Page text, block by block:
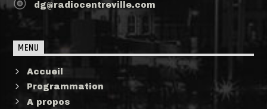
dg@radiocentreville.com
MENU
Accueil
Programmation
A propos